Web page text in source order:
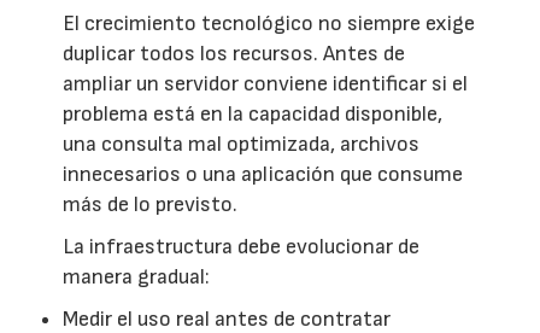
El crecimiento tecnológico no siempre exige
duplicar todos los recursos. Antes de
ampliar un servidor conviene identificar si el
problema está en la capacidad disponible,
una consulta mal optimizada, archivos
innecesarios o una aplicación que consume
más de lo previsto.
La infraestructura debe evolucionar de
manera gradual:
Medir el uso real antes de contratar